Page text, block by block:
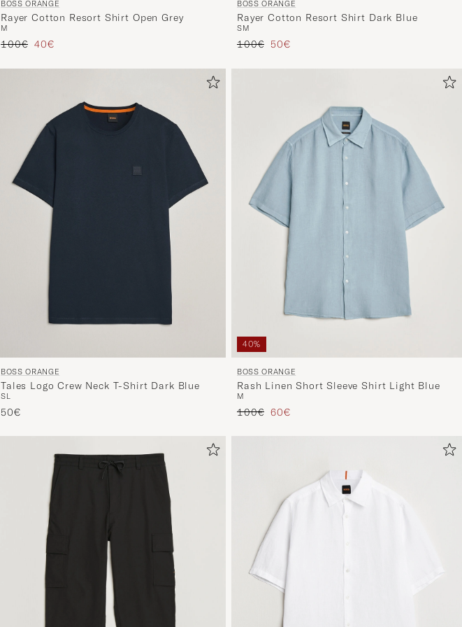
BOSS ORANGE
Rayer Cotton Resort Shirt Open Grey
M
Reguliere prijs
100€ Verlaagd prijs
40€
BOSS ORANGE
Rayer Cotton Resort Shirt Dark Blue
SM
Reguliere prijs
100€ Verlaagd prijs
50€
BOSS ORANGE
Tales Logo Crew Neck T-Shirt Dark Blue
SL
50€
40%
BOSS ORANGE
Rash Linen Short Sleeve Shirt Light Blue
M
Reguliere prijs
100€ Verlaagd prijs
60€